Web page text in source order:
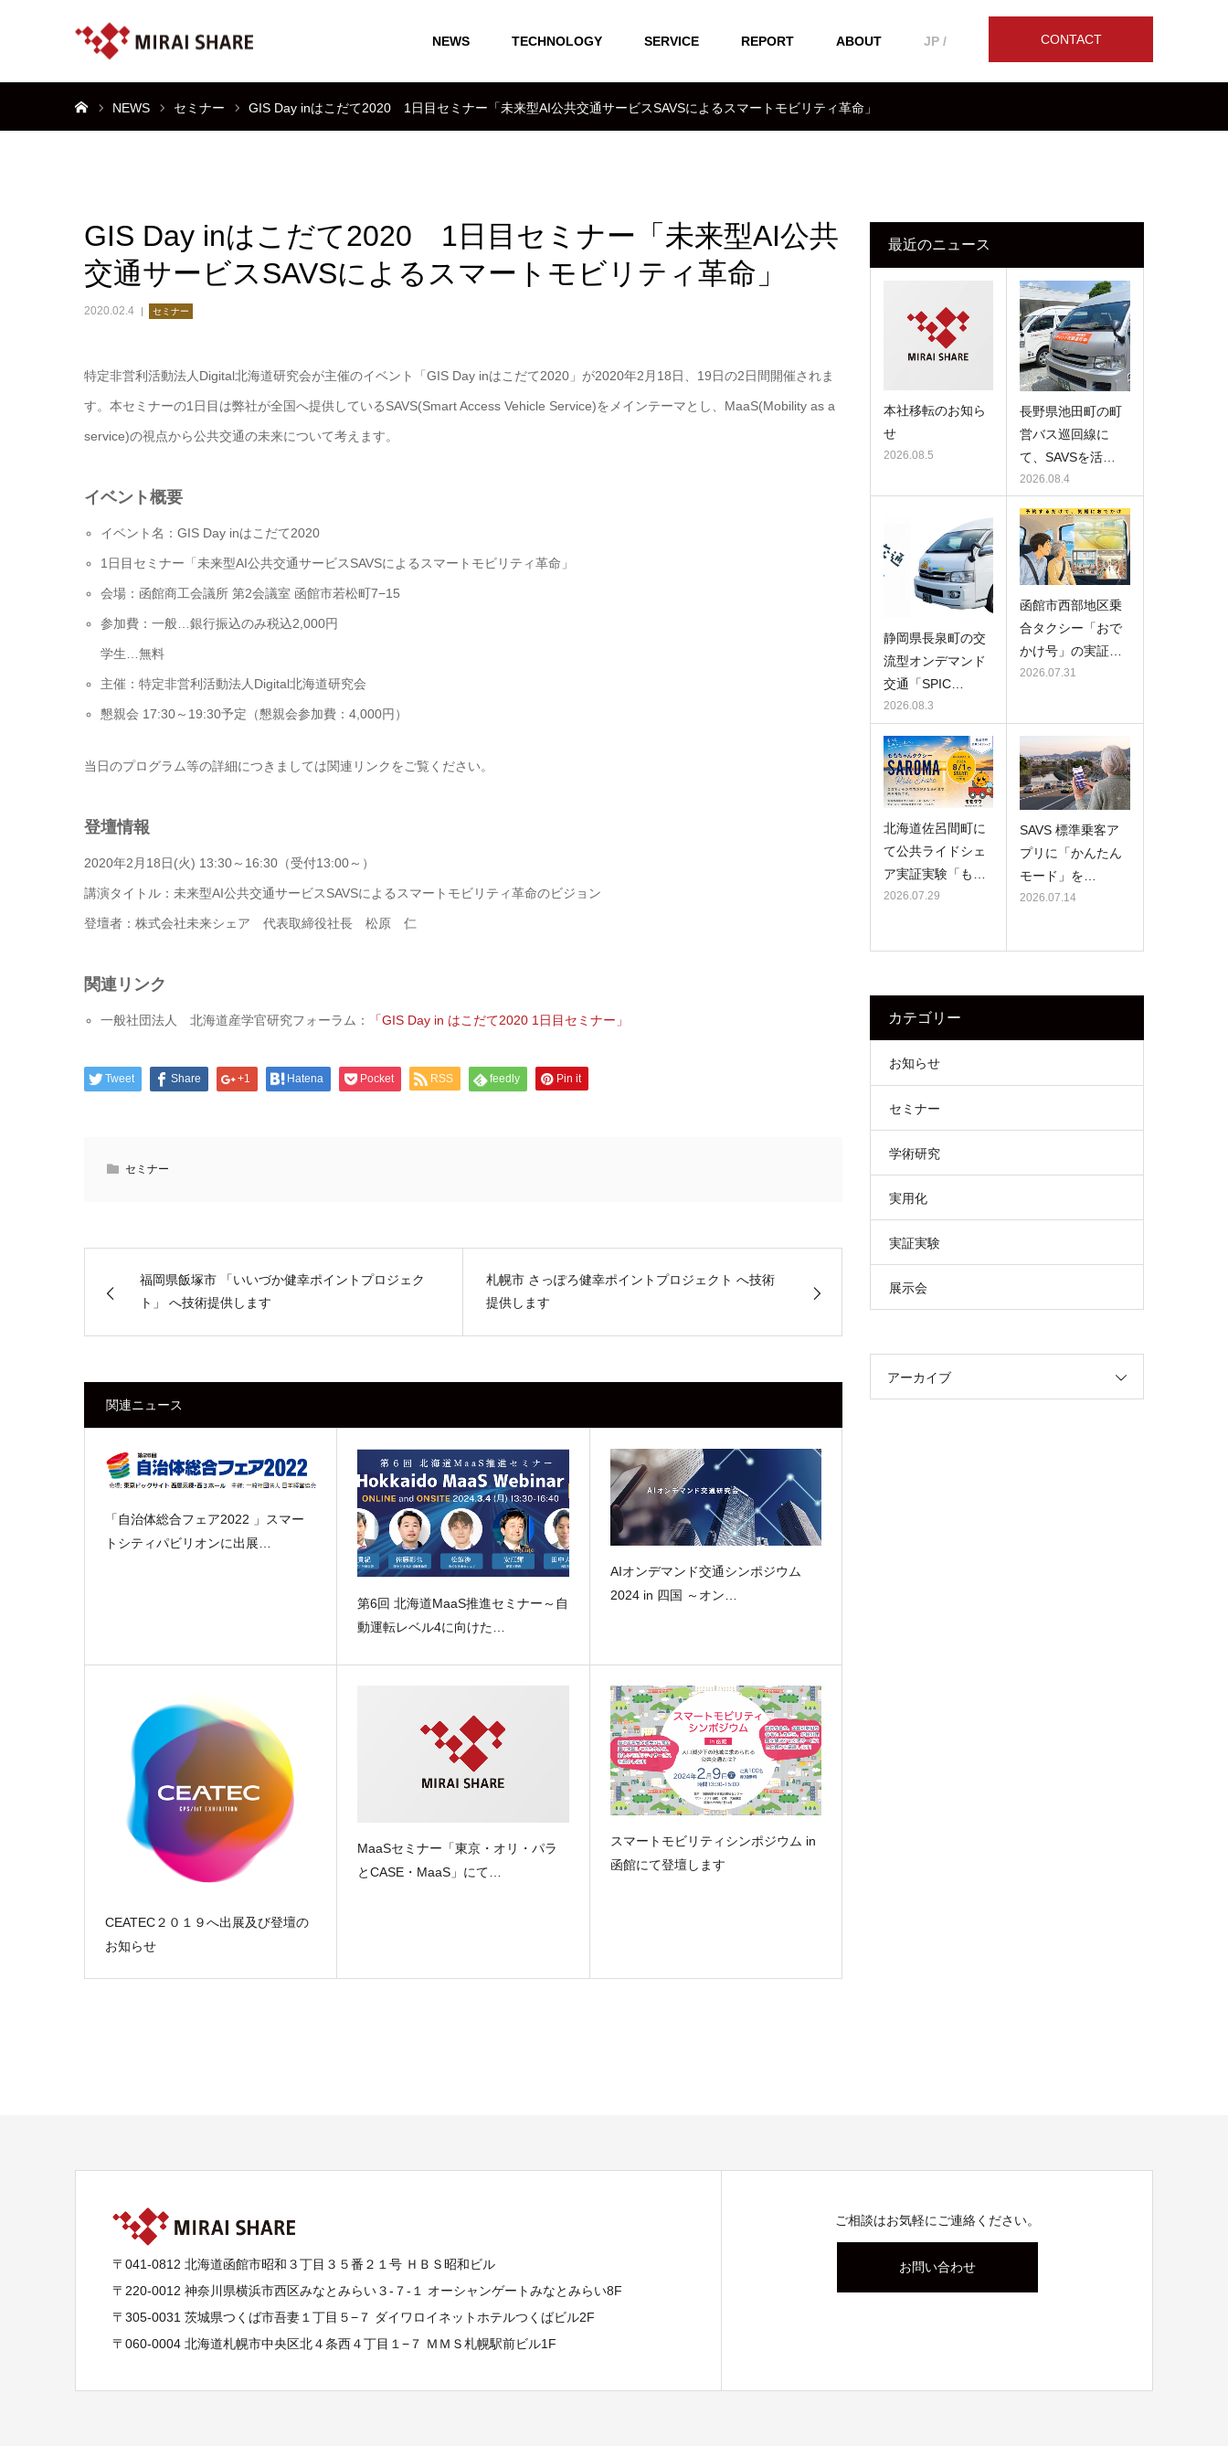
CONTACT
NEWS TECHNOLOGY SERVICE REPORT ABOUT JP /
NEWS セミナー GIS Day inはこだて2020 1日目セミナー「未来型AI公共交通サービスSAVSによるスマートモビリティ革命」
GIS Day inはこだて2020 1日目セミナー「未来型AI公共
交通サービスSAVSによるスマートモビリティ革命」
2020.02.4 セミナー
特定非営利活動法人Digital北海道研究会が主催のイベント「GIS Day inはこだて2020」が2020年2月18日、19日の2日間開催されま
す。本セミナーの1日目は弊社が全国へ提供しているSAVS(Smart Access Vehicle Service)をメインテーマとし、MaaS(Mobility as a
service)の視点から公共交通の未来について考えます。
イベント概要
イベント名：GIS Day inはこだて2020
1日目セミナー「未来型AI公共交通サービスSAVSによるスマートモビリティ革命」
会場：函館商工会議所 第2会議室 函館市若松町7−15
参加費：一般…銀行振込のみ税込2,000円
学生…無料
主催：特定非営利活動法人Digital北海道研究会
懇親会 17:30～19:30予定（懇親会参加費：4,000円）
当日のプログラム等の詳細につきましては関連リンクをご覧ください。
登壇情報
2020年2月18日(火) 13:30～16:30（受付13:00～）
講演タイトル：未来型AI公共交通サービスSAVSによるスマートモビリティ革命のビジョン
登壇者：株式会社未来シェア 代表取締役社長 松原 仁
関連リンク
一般社団法人 北海道産学官研究フォーラム： 「GIS Day in はこだて2020 1日目セミナー」
Tweet Share +1 Hatena Pocket RSS feedly Pin it
セミナー
福岡県飯塚市 「いいづか健幸ポイントプロジェク
ト」 へ技術提供します
札幌市 さっぽろ健幸ポイントプロジェクト へ技術
提供します
関連ニュース
「自治体総合フェア2022 」スマー
トシティパビリオンに出展…
第6回 北海道MaaS推進セミナー～自
動運転レベル4に向けた…
AIオンデマンド交通シンポジウム
2024 in 四国 ～オン…
CEATEC２０１９へ出展及び登壇の
お知らせ
MaaSセミナー「東京・オリ・パラ
とCASE・MaaS」にて…
スマートモビリティシンポジウム in
函館にて登壇します
最近のニュース
本社移転のお知ら
せ
2026.08.5
長野県池田町の町
営バス巡回線に
て、SAVSを活…
2026.08.4
静岡県長泉町の交
流型オンデマンド
交通「SPIC…
2026.08.3
函館市西部地区乗
合タクシー「おで
かけ号」の実証…
2026.07.31
北海道佐呂間町に
て公共ライドシェ
ア実証実験「も…
2026.07.29
SAVS 標準乗客ア
プリに「かんたん
モード」を…
2026.07.14
カテゴリー
お知らせ
セミナー
学術研究
実用化
実証実験
展示会
アーカイブ
〒041-0812 北海道函館市昭和３丁目３５番２１号 ＨＢＳ昭和ビル
〒220-0012 神奈川県横浜市西区みなとみらい３-７-１ オーシャンゲートみなとみらい8F
〒305-0031 茨城県つくば市吾妻１丁目５−７ ダイワロイネットホテルつくばビル2F
〒060-0004 北海道札幌市中央区北４条西４丁目１−７ ＭＭＳ札幌駅前ビル1F
ご相談はお気軽にご連絡ください。
お問い合わせ